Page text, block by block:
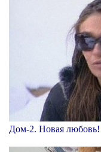
Дом-2. Новая любовь!